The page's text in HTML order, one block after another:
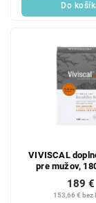
Do
VIVISCAL
pre mužov,
153,66 € bez
189 €